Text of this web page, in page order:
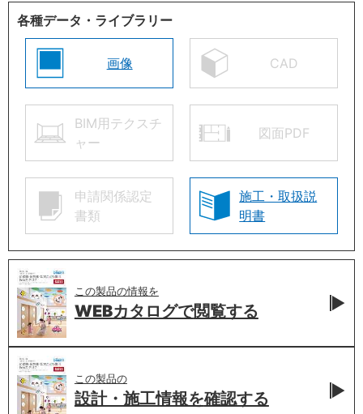
各種データ・ライブラリー
画像 CAD
BIM用テクスチ
ャー
図面PDF
申請関係認定
書類
施工・取扱説
明書
この製品の情報を
WEBカタログで閲覧する
この製品の
設計・施工情報を確認する